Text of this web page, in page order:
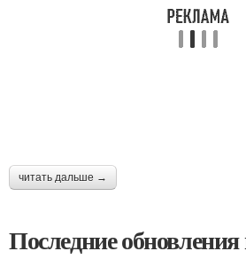
читать дальше →
Последние обновления